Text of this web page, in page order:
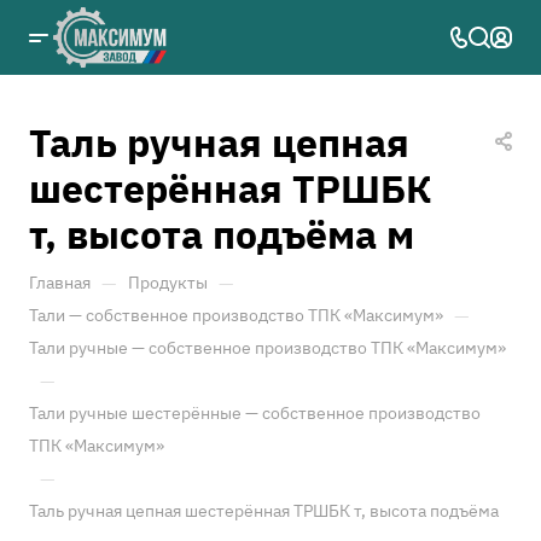
Таль ручная цепная
шестерённая ТРШБК
т, высота подъёма м
Главная — Продукты —
Тали — собственное производство ТПК «Максимум» —
Тали ручные — собственное производство ТПК «Максимум»
—
Тали ручные шестерённые — собственное производство
ТПК «Максимум»
—
Таль ручная цепная шестерённая ТРШБК т, высота подъёма